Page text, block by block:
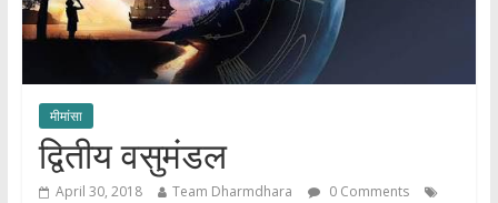
मीमांसा
द्वितीय वसुमंडल
April 30, 2018 Team Dharmdhara
0 Comments